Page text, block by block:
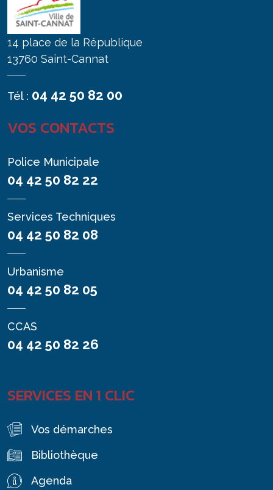
14 place de la République
13760 Saint-Cannat
Tél : 04 42 50 82 00
VOS CONTACTS
Police Municipale
04 42 50 82 22
Services Techniques
04 42 50 82 08
Urbanisme
04 42 50 82 05
CCAS
04 42 50 82 26
SERVICES EN 1 CLIC
Vos démarches
Bibliothèque
Agenda